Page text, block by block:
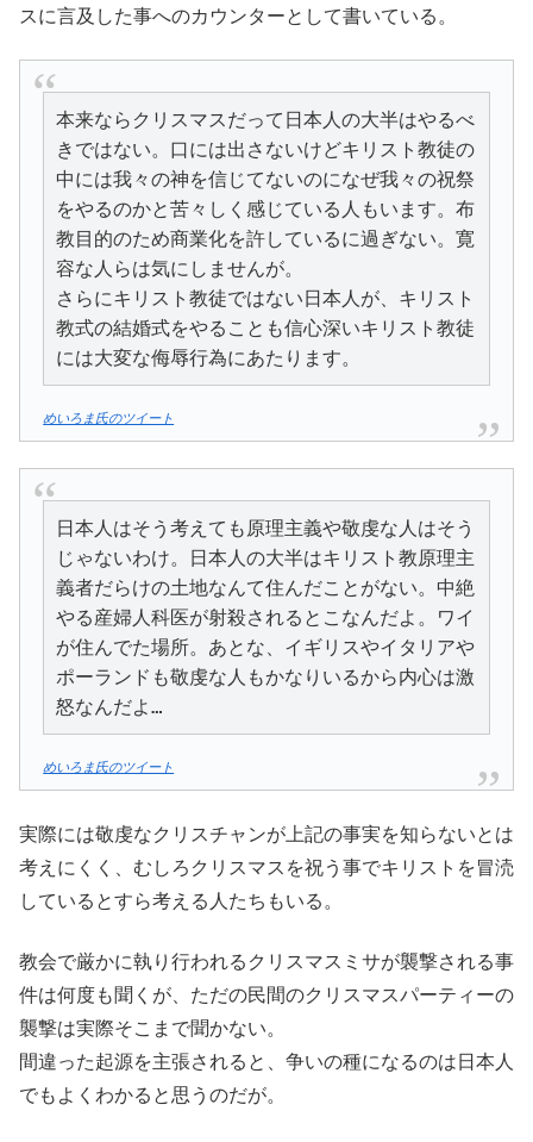
スに言及した事へのカウンターとして書いている。
本来ならクリスマスだって日本人の大半はやるべ
きではない。口には出さないけどキリスト教徒の
中には我々の神を信じてないのになぜ我々の祝祭
をやるのかと苦々しく感じている人もいます。布
教目的のため商業化を許しているに過ぎない。寛
容な人らは気にしませんが。
さらにキリスト教徒ではない日本人が、キリスト
教式の結婚式をやることも信心深いキリスト教徒
には大変な侮辱行為にあたります。
めいろま氏のツイート
日本人はそう考えても原理主義や敬虔な人はそう
じゃないわけ。日本人の大半はキリスト教原理主
義者だらけの土地なんて住んだことがない。中絶
やる産婦人科医が射殺されるとこなんだよ。ワイ
が住んでた場所。あとな、イギリスやイタリアや
ポーランドも敬虔な人もかなりいるから内心は激
怒なんだよ…
めいろま氏のツイート
実際には敬虔なクリスチャンが上記の事実を知らないとは
考えにくく、むしろクリスマスを祝う事でキリストを冒涜
しているとすら考える人たちもいる。
教会で厳かに執り行われるクリスマスミサが襲撃される事
件は何度も聞くが、ただの民間のクリスマスパーティーの
襲撃は実際そこまで聞かない。
間違った起源を主張されると、争いの種になるのは日本人
でもよくわかると思うのだが。